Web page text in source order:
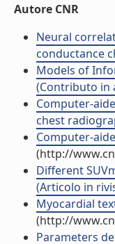
Autore CNR
Neural
conductance
Models of
(Contributo in
Computer-
chest
Computer-
(http://
Different
(Articolo in
Myocardial
(http://
Parameters